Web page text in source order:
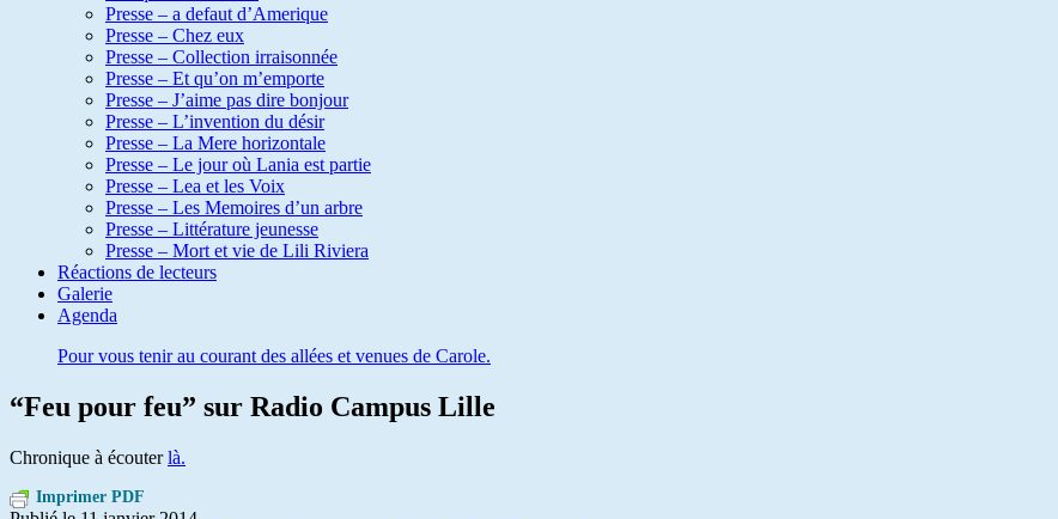
Presse – a defaut d’Amerique
Presse – Chez eux
Presse – Collection irraisonnée
Presse – Et qu’on m’emporte
Presse – J’aime pas dire bonjour
Presse – L’invention du désir
Presse – La Mere horizontale
Presse – Le jour où Lania est partie
Presse – Lea et les Voix
Presse – Les Memoires d’un arbre
Presse – Littérature jeunesse
Presse – Mort et vie de Lili Riviera
Réactions de lecteurs
Galerie
Agenda
Pour vous tenir au courant des allées et venues de Carole.
“Feu pour feu” sur Radio Campus Lille
Chronique à écouterlà.
Imprimer PDF